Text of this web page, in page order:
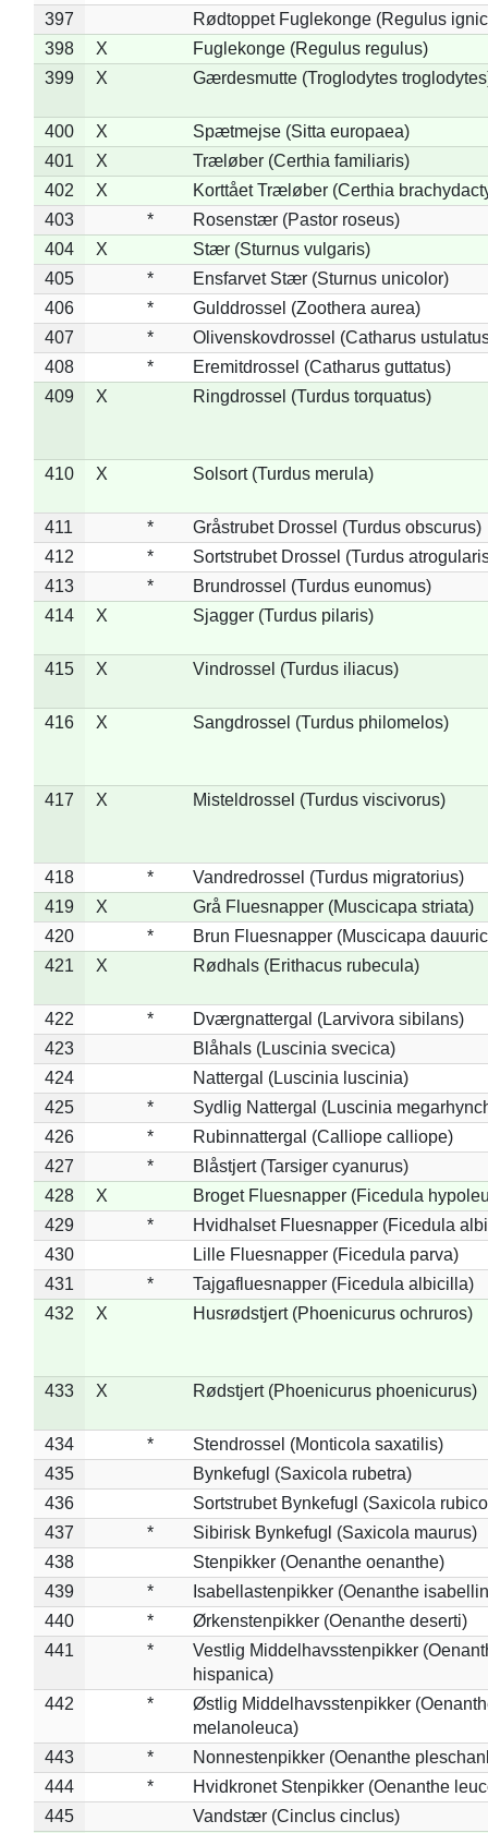
397
Rødtoppet Fuglekonge (Regulus
398
X
Fuglekonge (Regulus regulus)
399
X Gærdesmutte (Troglodytes
400 X
Spætmejse (Sitta europaea)
401
X
Træløber (Certhia familiaris)
402
X
Korttået Træløber (Certhia
403
*
Rosenstær (Pastor roseus)
404
X
Stær (Sturnus vulgaris)
405
*
Ensfarvet Stær (Sturnus unicolor)
406
*
Gulddrossel (Zoothera aurea)
407
*
Olivenskovdrossel (Catharus
408
*
Eremitdrossel (Catharus guttatus)
409
X Ringdrossel (Turdus torquatus)
410 X Solsort (Turdus merula)
411 *
Gråstrubet Drossel (Turdus obscurus)
412
*
Sortstrubet Drossel (Turdus
413
*
Brundrossel (Turdus eunomus)
414
X Sjagger (Turdus pilaris)
415 X Vindrossel (Turdus iliacus)
416 X Sangdrossel (Turdus philomelos)
417 X Misteldrossel (Turdus viscivorus)
418 *
Vandredrossel (Turdus migratorius)
419
X
Grå Fluesnapper (Muscicapa striata)
420
*
Brun Fluesnapper (Muscicapa
421
X Rødhals (Erithacus rubecula)
422 *
Dværgnattergal (Larvivora sibilans)
423
Blåhals (Luscinia svecica)
424
Nattergal (Luscinia luscinia)
425
*
Sydlig Nattergal (Luscinia
426
*
Rubinnattergal (Calliope calliope)
427
*
Blåstjert (Tarsiger cyanurus)
428
X
Broget Fluesnapper (Ficedula
429
*
Hvidhalset Fluesnapper (Ficedula
430
Lille Fluesnapper (Ficedula parva)
431
*
Tajgafluesnapper (Ficedula albicilla)
432
X Husrødstjert (Phoenicurus ochruros)
433 X Rødstjert (Phoenicurus phoenicurus)
434 *
Stendrossel (Monticola saxatilis)
435
Bynkefugl (Saxicola rubetra)
436
Sortstrubet Bynkefugl (Saxicola
437
*
Sibirisk Bynkefugl (Saxicola maurus)
438
Stenpikker (Oenanthe oenanthe)
439
*
Isabellastenpikker (Oenanthe
440
*
Ørkenstenpikker (Oenanthe deserti)
441
*
Vestlig Middelhavsstenpikker
hispanica)
442
*
Østlig Middelhavsstenpikker
melanoleuca)
443
*
Nonnestenpikker (Oenanthe
444
*
Hvidkronet Stenpikker (Oenanthe
445
Vandstær (Cinclus cinclus)